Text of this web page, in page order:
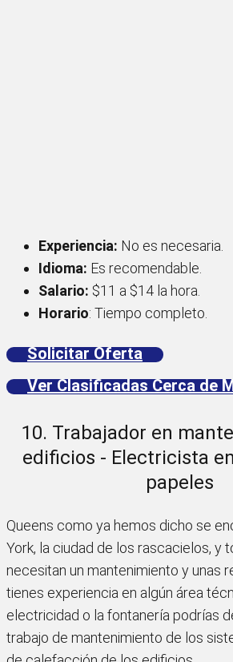
Experiencia: No es necesaria.
Idioma: Es recomendable.
Salario: $11 a $14 la hora.
Horario: Tiempo completo.
Solicitar Oferta
Ver Clasificadas Cerca de
10. Trabajador en
edificios - Electricista
papeles
Queens como ya hemos dicho se
York, la ciudad de los rascacielos, y
necesitan un mantenimiento y unas
tienes experiencia en algún área
electricidad o la fontanería podrías
trabajo de mantenimiento de los